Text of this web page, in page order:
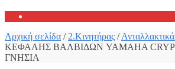
Αρχική σελίδα / 2.Κινητήρας /
ΚΕΦΑΛΗΣ ΒΑΛΒΙΔΩΝ YAMAHA
ΓΝΗΣΙΑ